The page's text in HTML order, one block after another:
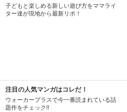
子どもと楽しめる新しい遊び方をママライ
ター達が現地から最新リポ！
注目の人気マンガはコレだ！
ウォーカープラスで今一番読まれている話
題作をチェック!!